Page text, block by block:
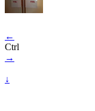
←
Ctrl
→
↓